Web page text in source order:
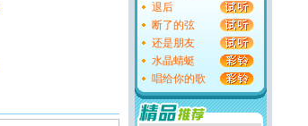
退后
断了的弦
还是朋友
水晶蜻蜓
唱给你的歌